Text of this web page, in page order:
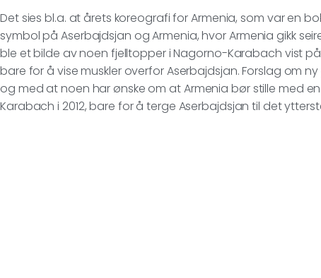
Det sies bl.a. at årets koreografi for Armenia, som var en
symbol på Aserbajdsjan og Armenia, hvor Armenia gikk
ble et bilde av noen fjelltopper i Nagorno-Karabach vist
bare for å vise muskler overfor Aserbajdsjan. Forslag om
og med at noen har ønske om at Armenia bør stille med
Karabach i 2012, bare for å terge Aserbajdsjan til det